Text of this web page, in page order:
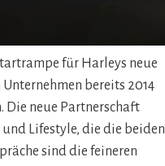
für Harleys neue
bereits 2014
Die neue Partnerschaft
Lifestyle, die die beiden
sind die feineren